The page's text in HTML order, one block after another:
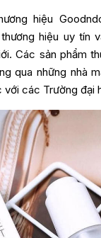
hiệu
hiệu uy tín
Các sản phẩm
qua những nhà
các Trường đại